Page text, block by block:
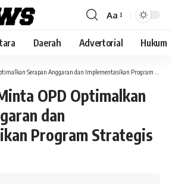
Font
Resizer
Aa
Daerah Advertorial Hukum
Serapan Anggaran dan Implementasikan Program Strategis Nasional
OPD Optimalkan
dan
Program Strategis